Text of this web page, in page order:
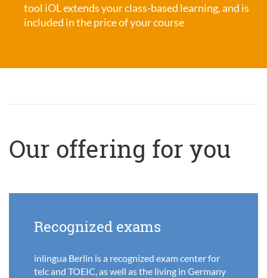
tool iOLextends your class-based learning, and is
included in the price of your course
Our offering for you
Recognized exams
inlingua Berlin is a recognized exam center for
telc and TOEIC, as well as the living in Germany